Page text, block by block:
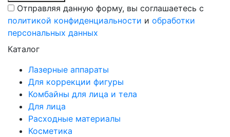
Отправляя данную форму, вы соглашаетесь c
политикой конфиденциальности и обработки
персональных данных
Каталог
Лазерные аппараты
Для коррекции фигуры
Комбайны для лица и тела
Для лица
Расходные материалы
Косметика